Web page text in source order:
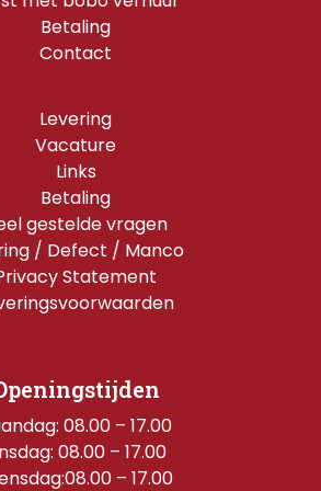
Betaling
Contact
Levering
Vacature
Links
Betaling
gestelde vragen
/ Defect / Manco
Statement
08.00 – 17.00
08.00 – 17.00
– 17.00